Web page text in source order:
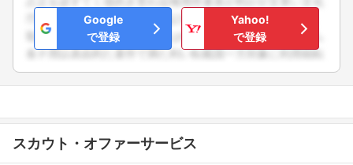
Google
で登録
Yahoo!
で登録
スカウト・オファーサービス